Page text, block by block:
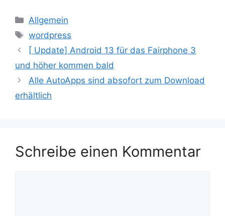
Kategorien
Allgemein
Schlagwörter
wordpress
[ Update] Android 13 für das Fairphone 3
und höher kommen bald
Alle AutoApps sind absofort zum Download
erhältlich
Schreibe einen Kommentar